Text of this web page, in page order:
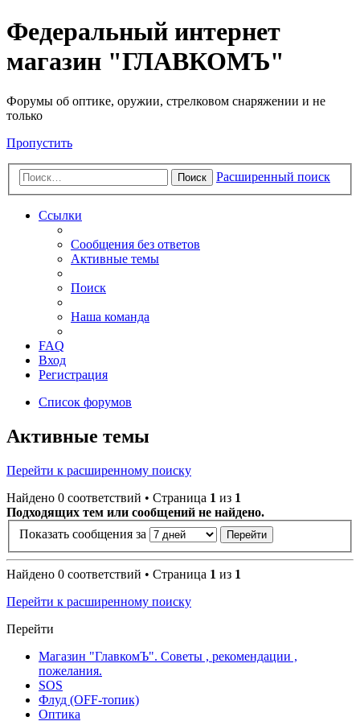
Федеральный интернет
магазин "ГЛАВКОМЪ"
Форумы об оптике, оружии, стрелковом снаряжении и не
только
Пропустить
Поиск Расширенный поиск
Ссылки
Сообщения без ответов
Активные темы
Поиск
Наша команда
FAQ
Вход
Регистрация
Список форумов
Активные темы
Перейти к расширенному поиску
Найдено 0 соответствий • Страница 1 из 1
Подходящих тем или сообщений не найдено.
Показать сообщения за
Найдено 0 соответствий • Страница 1 из 1
Перейти к расширенному поиску
Перейти
Магазин "ГлавкомЪ". Советы , рекомендации ,
пожелания.
SOS
Флуд (OFF-топик)
Оптика